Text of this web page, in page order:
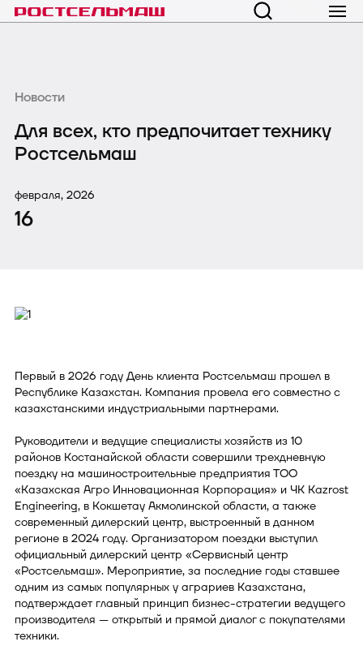
Новости
Для всех, кто предпочитает технику
Ростсельмаш
февраля, 2026
16
Первый в 2026 году День клиента Ростсельмаш прошел в
Республике Казахстан. Компания провела его совместно с
казахстанскими индустриальными партнерами.
Руководители и ведущие специалисты хозяйств из 10
районов Костанайской области совершили трехдневную
поездку на машиностроительные предприятия ТОО
«Казахская Агро Инновационная Корпорация» и ЧК Kazrost
Engineering, в Кокшетау Акмолинской области, а также
современный дилерский центр, выстроенный в данном
регионе в 2024 году. Организатором поездки выступил
официальный дилерский центр «Сервисный центр
«Ростсельмаш». Мероприятие, за последние годы ставшее
одним из самых популярных у аграриев Казахстана,
подтверждает главный принцип бизнес-стратегии ведущего
производителя — открытый и прямой диалог с покупателями
техники.